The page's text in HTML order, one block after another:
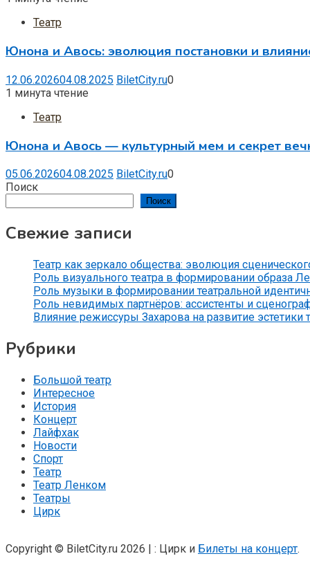
Театр
Юнона и Авось: эволюция постановки и
12.06.202604.08.2025 BiletCity.ru0
1 минута чтение
Театр
Юнона и Авось — культурный мем и секрет
05.06.202604.08.2025 BiletCity.ru0
Поиск
Поиск
Свежие записи
Театр как зеркало общества: эволюция
Роль визуального театра в формировании образа
Роль музыки в формировании театральной
Роль невидимых партнёров: ассистенты и
Влияние режиссуры Захарова на развитие эстетики
Рубрики
Большой театр
Интересное
История
Концерт
Лайфхак
Новости
Спорт
Театр
Театр Ленком
Театры
Цирк
Copyright © BiletCity.ru 2026 | : Цирк и Билеты на концерт.